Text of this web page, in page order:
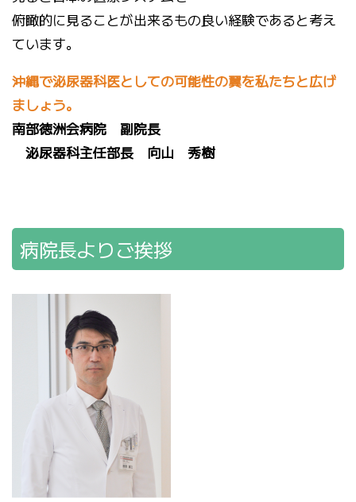
俯瞰的に見ることが出来るもの良い経験であると考え
ています。
沖縄で泌尿器科医としての可能性の翼を私たちと広げ
ましょう。
南部徳洲会病院 副院長
泌尿器科主任部長 向山 秀樹
病院長よりご挨拶